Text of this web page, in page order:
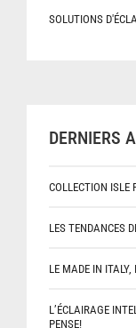
SOLUTIONS
DERNIERS
COLLECTION ISLE
LES TENDANCES
LE MADE IN
L’ÉCLAIRAGE
PENSE!